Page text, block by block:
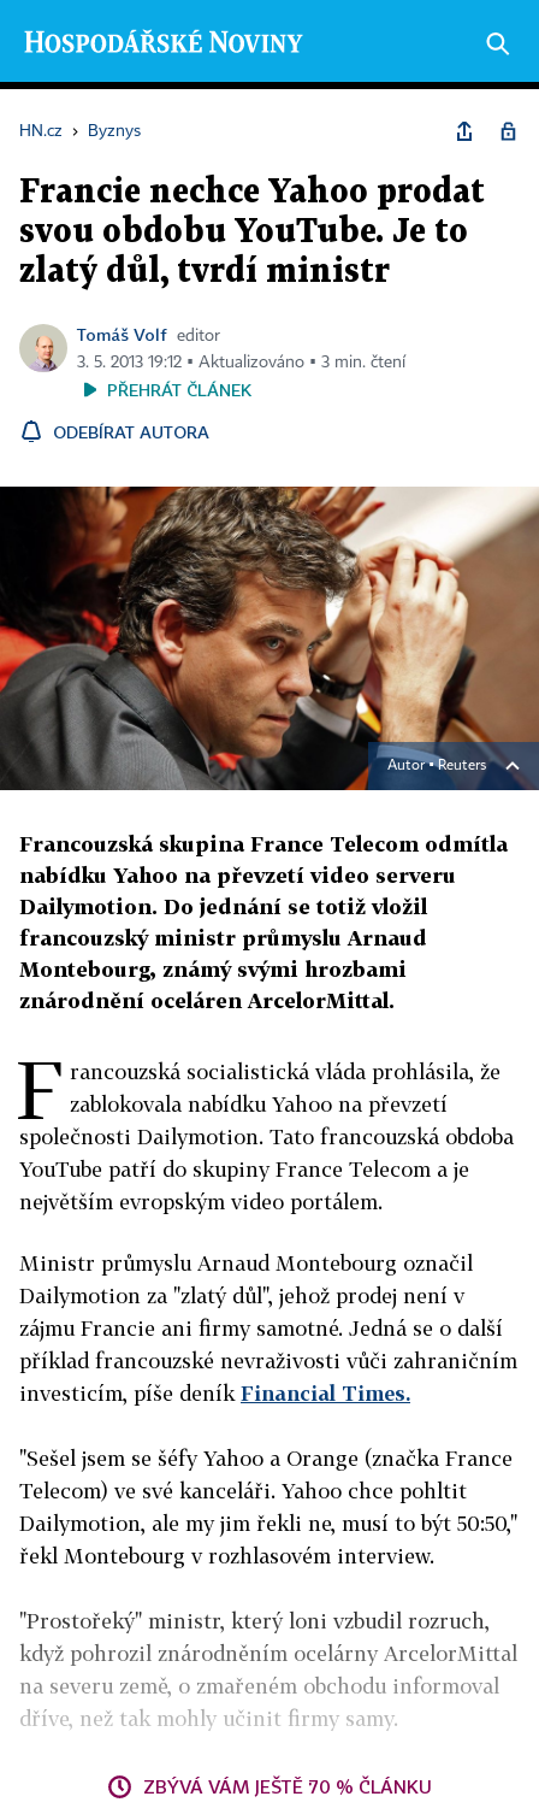
HN.cz › Byznys
Francie nechce Yahoo prodat
svou obdobu YouTube. Je to
zlatý důl, tvrdí ministr
Tomáš Volf editor
3. 5. 2013 19:12 ▪ Aktualizováno ▪ 3 min. čtení
PŘEHRÁT ČLÁNEK
ODEBÍRAT AUTORA
Autor ▪Reuters
Francouzská skupina France Telecom odmítla
nabídku Yahoo na převzetí video serveru
Dailymotion. Do jednání se totiž vložil
francouzský ministr průmyslu Arnaud
Montebourg, známý svými hrozbami
znárodnění oceláren ArcelorMittal.
F rancouzská socialistická vláda prohlásila, že
zablokovala nabídku Yahoo na převzetí
společnosti Dailymotion. Tato francouzská obdoba
YouTube patří do skupiny France Telecom a je
největším evropským video portálem.
Ministr průmyslu Arnaud Montebourg označil
Dailymotion za "zlatý důl", jehož prodej není v
zájmu Francie ani firmy samotné. Jedná se o další
příklad francouzské nevraživosti vůči zahraničním
investicím, píše deník Financial Times.
"Sešel jsem se šéfy Yahoo a Orange (značka France
Telecom) ve své kanceláři. Yahoo chce pohltit
Dailymotion, ale my jim řekli ne, musí to být 50:50,"
řekl Montebourg v rozhlasovém interview.
"Prostořeký" ministr, který loni vzbudil rozruch,
když pohrozil znárodněním ocelárny ArcelorMittal
na severu země, o zmařeném obchodu informoval
dříve, než tak mohly učinit firmy samy.
ZBÝVÁ VÁM JEŠTĚ 70 % ČLÁNKU